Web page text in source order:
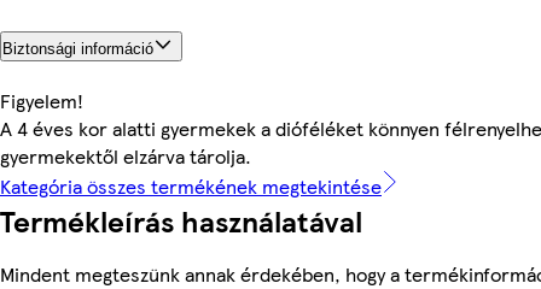
Biztonsági információ
Figyelem!
A 4 éves kor alatti gyermekek a dióféléket könnyen
gyermekektől elzárva tárolja.
Kategória összes termékének megtekintése
Termékleírás használatával
Mindent megteszünk annak érdekében, hogy a